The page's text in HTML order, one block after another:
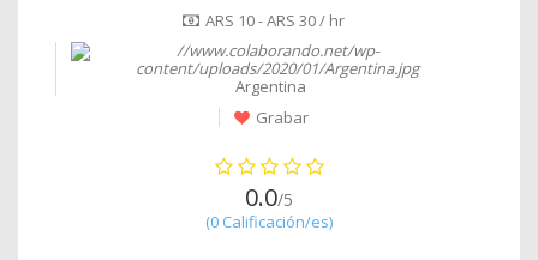
ARS 10 - ARS 30 / hr
Argentina
Grabar
0.0/5
(0 Calificación/es)